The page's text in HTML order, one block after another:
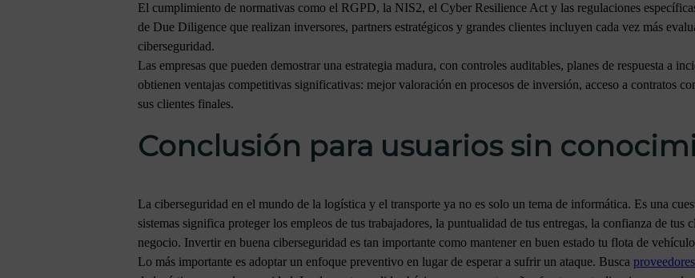
El cumplimiento de normativas como el RGPD, la NIS2, el Cyber Resilience Act y las regulaciones
de Due Diligence que realizan inversores, partners estratégicos y grandes clientes incluyen cada vez más
ciberseguridad.
Las empresas que pueden demostrar una estrategia madura, con controles auditables, planes de respuesta a
obtienen ventajas competitivas significativas: mejor valoración en procesos de inversión, acceso a contratos
sus clientes finales.
Conclusión para usuarios sin
La ciberseguridad en el mundo de la logística y el transporte ya no es solo un tema de informática. Es una
sistemas significa proteger los empleos de tus trabajadores, la puntualidad de tus entregas, la confianza de
negocio. Invertir en buena ciberseguridad es tan importante como mantener en buen estado tu flota de
Lo más importante es adoptar un enfoque preventivo en lugar de esperar a sufrir un ataque. Busca